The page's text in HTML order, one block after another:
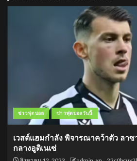
ข่าวฟุตบอล ข่าวฟุตบอลวันนี้
เวสต์แฮมกำลัง พิจารณาคว้าตัว ลา
กลางอูดิเนเซ่